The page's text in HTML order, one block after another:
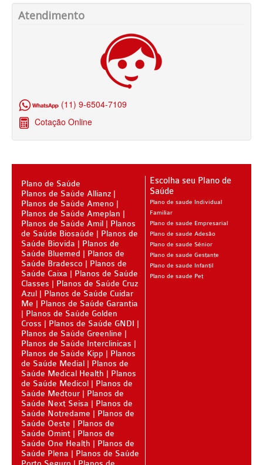
STA CASA MAUÁ PLANO DE SAÚDE INFANTIL
TOTAL MEDCARE PLANO DE SAÚDE INFANTIL
AMEPLAN PLANO DE SAÚDE SÊNIOR
BIO SAÚDE PLANO DE SAÚDE SÊNIOR
BIOVIDA PLANO DE SAÚDE SÊNIOR
BLUE MED PLANO DE SAÚDE SÊNIOR
CUIDAR ME PLANO DE SAÚDE SÊNIOR
GNDI PLANO DE SAÚDE SÊNIOR
GARANTIA GS PLANO DE SAÚDE SÊNIOR
GREENLINE PLANO DE SAÚDE SÊNIOR
KIPP PLANO DE SAÚDE SÊNIOR
MEDSENIORPLANO DE SAÚDE SÊNIOR
QSAÚDE PLANO DE SAÚDE SÊNIOR
SANTA HELENA PLANO DE SAÚDE SÊNIOR
SÃO CRISTOVÃO PLANO DE SAÚDE SÊNIOR
Atendimento
(11) 9-6504-7109
Cotação Online
Plano de Saúde
Planos de Saúde Allianz
Planos de Saúde Ameno
Planos de Saúde Ameplan
Planos de Saúde Amil
Planos
de Saúde Biosaúde
Planos de
Saúde Biovida
Planos de
Saúde Bluemed
Planos de
Saúde Bradesco
Planos de
Saúde Caixa
Planos de Saúde
Classes
Planos de Saúde Cruz
Azul
Planos de Saúde Cuidar
Me
Planos de Saúde Garantia
Planos de Saúde Golden
Cross
Planos de Saúde GNDI
Planos de Saúde Greenline
Planos de Saúde Interclinicas
Planos de Saúde Kipp
Planos
de Saúde Medial
Planos de
Saúde Medical Health
Planos
de Saúde Medicol
Planos de
Saúde Medtour
Planos de
Saúde Next Seisa
Planos de
Saúde Notredame
Planos de
Saúde Oeste
Planos de
Saúde Omint
Planos de
Saúde One Health
Planos de
Saúde Plena
Planos de Saúde
Escolha seu Plano de
Saúde
Plano de saude Individual
Familiar
Plano de saude Empresarial
Plano de saude Adesão
Plano de saude Sênior
Plano de saude Gestante
Plano de saude Infantil
Plano de saude Pet